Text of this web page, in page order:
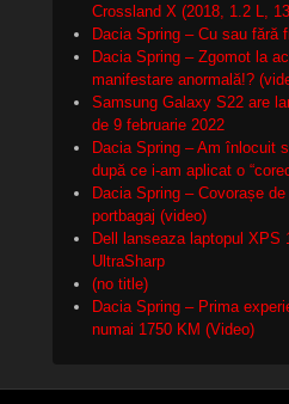
Crossland X (2018, 1.2 L,
Dacia Spring – Cu sau fără
Dacia Spring – Zgomot la
manifestare anormală!?
Samsung Galaxy S22 are
de 9 februarie 2022
Dacia Spring – Am înlocuit
după ce i-am aplicat o
Dacia Spring – Covorașe
portbagaj (video)
Dell lanseaza laptopul XPS
UltraSharp
(no title)
Dacia Spring – Prima
numai 1750 KM (Video)